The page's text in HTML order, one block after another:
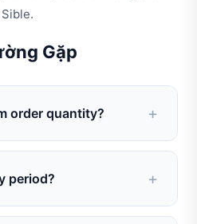
Gặp
order quantity?
period?